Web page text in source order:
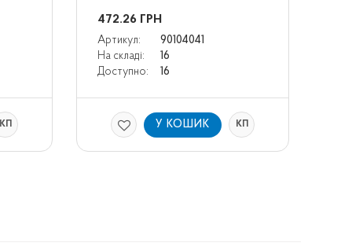
КП
472.26 ГРН
Артикул:
90104041
На складі:
16
Доступно:
16
У КОШИК КП